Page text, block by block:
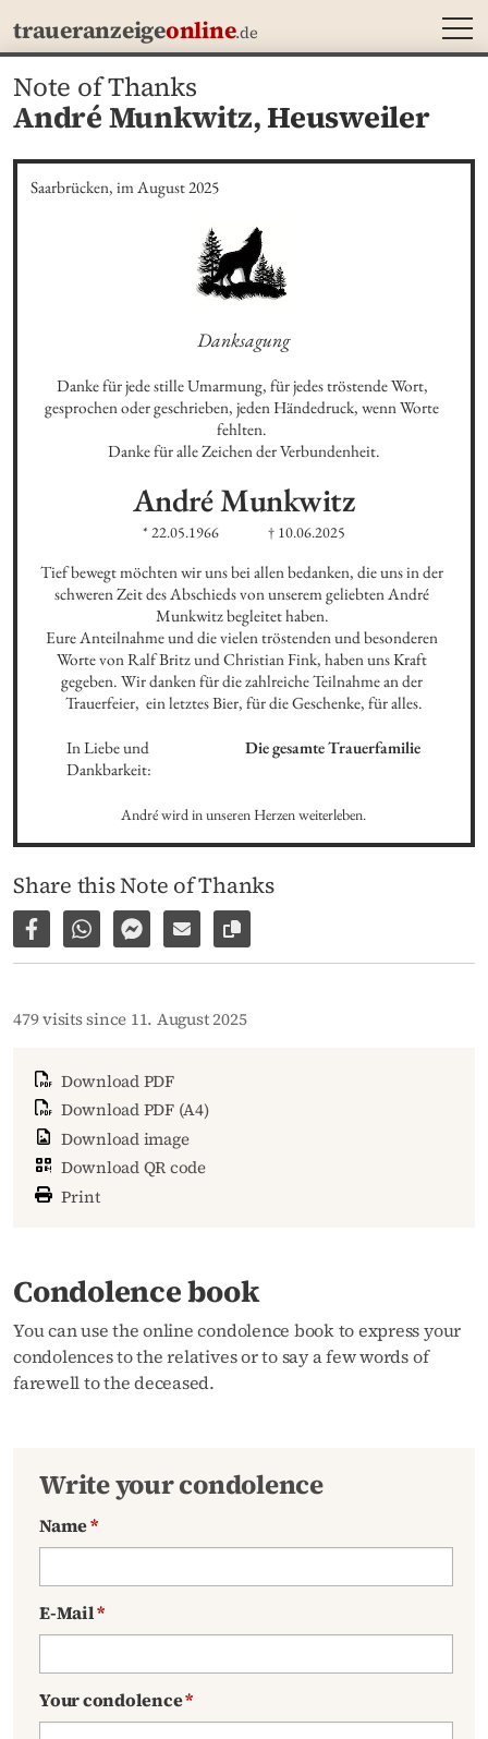
traueranzeigeonline.de
Note of Thanks
André Munkwitz,Heusweiler
Saarbrücken, im August 2025
Danksagung
Danke für jede stille Umarmung, für jedes tröstende Wort,
gesprochen oder geschrieben, jeden Händedruck, wenn Worte
fehlten.
Danke für alle Zeichen der Verbundenheit.
AndréMunkwitz
* 22.05.1966 † 10.06.2025
Tief bewegt möchten wir uns bei allen bedanken, die uns in der
schweren Zeit des Abschieds von unserem geliebten André
Munkwitz begleitet haben.
Eure Anteilnahme und die vielen tröstenden und besonderen
Worte von Ralf Britz und Christian Fink, haben uns Kraft
gegeben. Wir danken für die zahlreiche Teilnahme an der
Trauerfeier,  ein letztes Bier, für die Geschenke, für alles.
In Liebe und
Dankbarkeit:
Die gesamte Trauerfamilie
André wird in unseren Herzen weiterleben.
Share this Note of Thanks
Share on Facebook
Share via WhatsApp
Share via Facebook Messenger
Share via E-Mail
Copy link to page
479 visits since 11. August 2025
Download PDF
Download PDF (A4)
Download image
Download QR code
Print
Condolence book
You can use the online condolence book to express your
condolences to the relatives or to say a few words of
farewell to the deceased.
Write your condolence
Name*
E-Mail*
Your condolence*